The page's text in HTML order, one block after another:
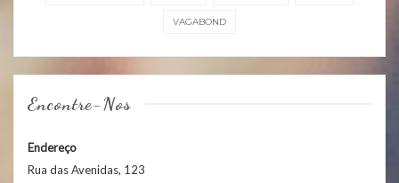
VAGABOND
Encontre-Nos
Endereço
Rua das Avenidas, 123